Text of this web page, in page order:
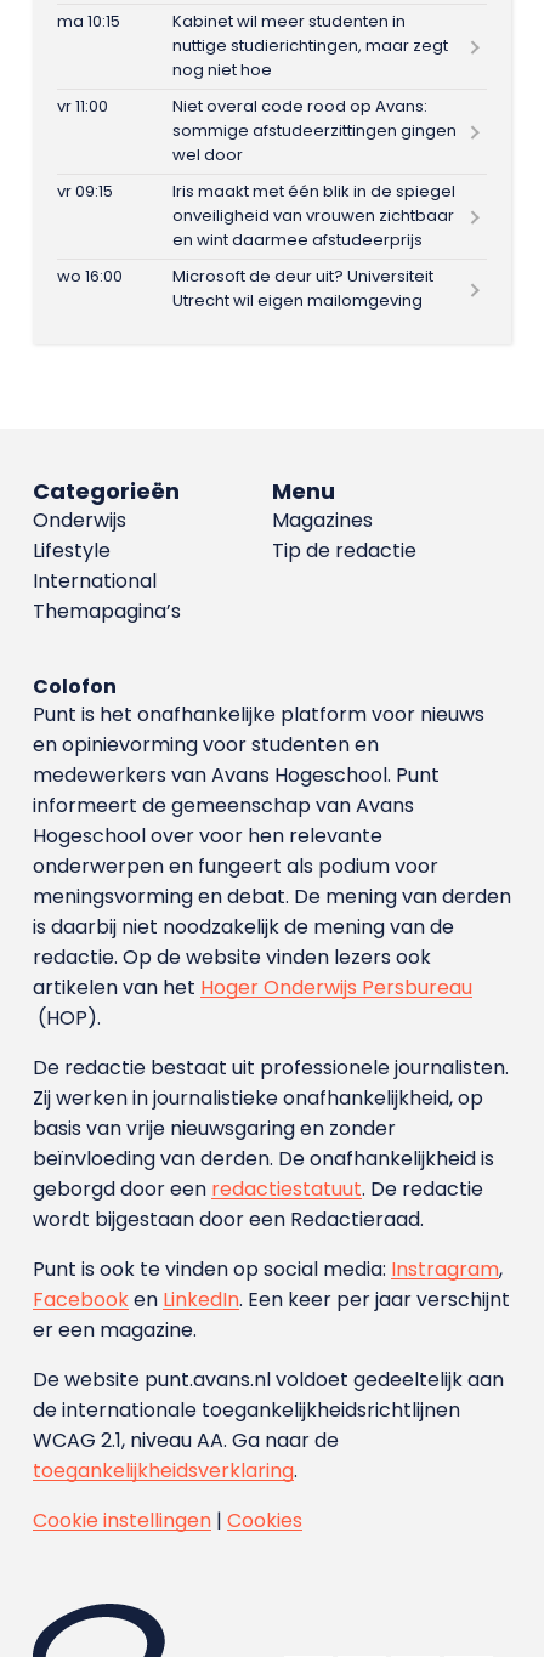
ma 10:15
Kabinet wil meer studenten in
nuttige studierichtingen, maar zegt
nog niet hoe
vr 11:00
Niet overal code rood op Avans:
sommige afstudeerzittingen gingen
wel door
vr 09:15
Iris maakt met één blik in de spiegel
onveiligheid van vrouwen zichtbaar
en wint daarmee afstudeerprijs
wo 16:00
Microsoft de deur uit? Universiteit
Utrecht wil eigen mailomgeving
Menu
Magazines
Tip de redactie
Categorieën
Onderwijs
Lifestyle
International
Themapagina’s
Colofon
Punt is het onafhankelijke platform voor nieuws
en opinievorming voor studenten en
medewerkers van Avans Hoge­school. Punt
informeert de gemeenschap van Avans
Hogeschool over voor hen relevante
onderwerpen en fungeert als podium voor
meningsvorming en debat. De mening van derden
is daarbij niet noodzakelijk de mening van de
redactie. Op de website vinden lezers ook
artikelen van het Hoger Onderwijs Persbureau
(HOP).
De redactie bestaat uit professionele journalisten.
Zij werken in journalistieke onafhankelijkheid, op
basis van vrije nieuwsgaring en zonder
beïnvloeding van derden. De onafhankelijkheid is
geborgd door een redactiestatuut. De redactie
wordt bijgestaan door een Redactieraad.
Punt is ook te vinden op social media: Instragram,
Facebooken LinkedIn. Een keer per jaar verschijnt
er een magazine.
De website punt.avans.nl voldoet gedeeltelijk aan
de internationale toegankelijkheidsrichtlijnen
WCAG 2.1, niveau AA. Ga naar de
toegankelijkheidsverklaring.
Cookie instellingen| Cookies